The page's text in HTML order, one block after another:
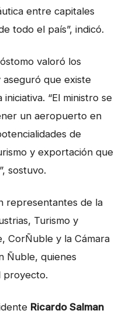
entre capitales
todo el país”, indicó.
valoró los
que existe
“El ministro se
un aeropuerto en
de
y exportación que
sostuvo.
representantes de la
Turismo y
CorÑuble y la Cámara
Ñuble, quienes
proyecto.
Ricardo Salman